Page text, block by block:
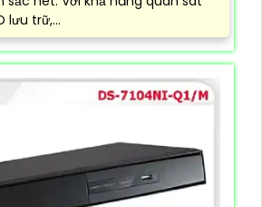
lưu trữ,...